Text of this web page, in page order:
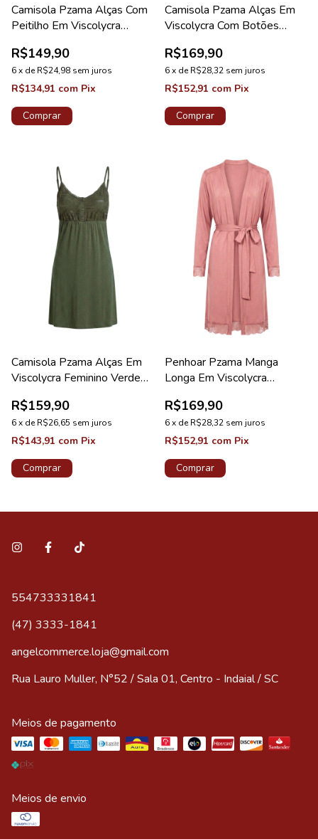
Camisola Pzama Alças Com
Peitilho Em Viscolycra
R$149,90
6x deR$24,98 sem juros
R$134,91 com Pix
Comprar
Camisola Pzama Alças Em
Viscolycra Com Botões
R$169,90
6x deR$28,32 sem juros
R$152,91 com Pix
Comprar
Camisola Pzama Alças Em
Viscolycra Feminino Verde
R$159,90
6x deR$26,65 sem juros
R$143,91 com Pix
Comprar
Penhoar Pzama Manga
Longa Em Viscolycra
R$169,90
6x deR$28,32 sem juros
R$152,91 com Pix
Comprar
554733331841
(47) 3333-1841
angelcommerce.loja@gmail.com
Rua Lauro Muller, N°52 / Sala 01, Centro - Indaial / SC
Meios de pagamento
Meios de envio